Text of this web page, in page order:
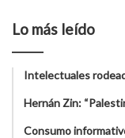
Lo más leído
Intelectuales
Hernán Zin:
Consumo